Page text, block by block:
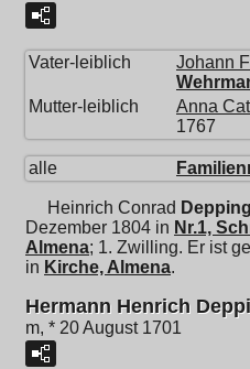
Vater-leiblich
Johann
Mutter-leiblich
Anna
1767
alle
Heinrich Conrad Depping
Dezember 1804 in Nr.1,
Almena; 1. Zwilling. Er ist
in Kirche, Almena.
Hermann Henrich
m, * 20 August 1701